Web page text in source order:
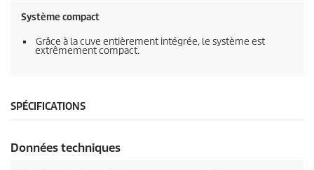
Système compact
Grâce à la cuve entièrement intégrée, le système est
extrêmement compact.
SPÉCIFICATIONS
Données techniques